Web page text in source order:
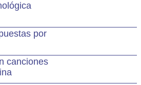
por
canciones